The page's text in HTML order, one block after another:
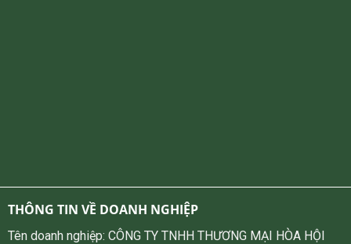
THÔNG TIN VỀ DOANH NGHIỆP
Tên doanh nghiệp: CÔNG TY TNHH THƯƠNG MẠI HÒA HỘI